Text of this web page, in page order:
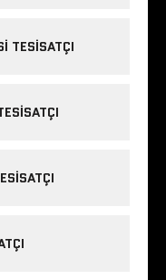
TESISATÇI